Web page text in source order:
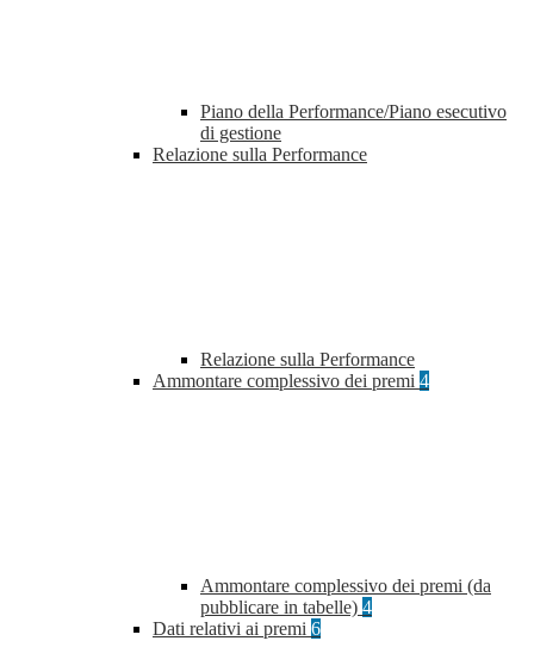
Piano della Performance/Piano esecutivo
di gestione
Relazione sulla Performance
Relazione sulla Performance
Ammontare complessivo dei premi 4
Ammontare complessivo dei premi (da
pubblicare in tabelle) 4
Dati relativi ai premi 6